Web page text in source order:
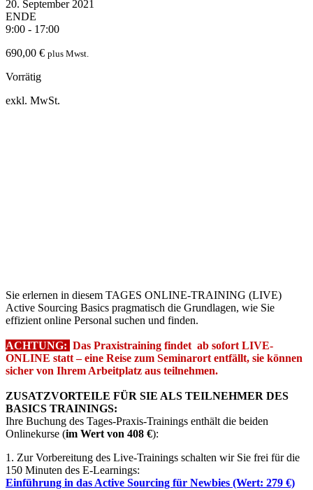
20. September 2021
ENDE
9:00 - 17:00
690,00 € plus Mwst.
Vorrätig
exkl. MwSt.
Sie erlernen in diesem TAGES ONLINE-TRAINING (LIVE)
Active Sourcing Basics pragmatisch die Grundlagen, wie Sie
effizient online Personal suchen und finden.
ACHTUNG: Das Praxistraining findet ab sofort LIVE-
ONLINE statt – eine Reise zum Seminarort entfällt, sie können
sicher von Ihrem Arbeitplatz aus teilnehmen.
ZUSATZVORTEILE FÜR SIE ALS TEILNEHMER DES
BASICS TRAININGS:
Ihre Buchung des Tages-Praxis-Trainings enthält die beiden
Onlinekurse (im Wert von 408 €):
1. Zur Vorbereitung des Live-Trainings schalten wir Sie frei für die
150 Minuten des E-Learnings:
Einführung in das Active Sourcing für Newbies (Wert: 279 €)